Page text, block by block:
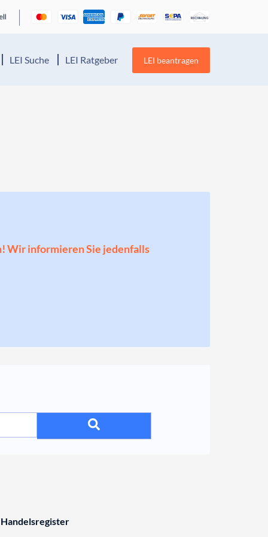
LEI Suche LEI Ratgeber LEI beantragen
Wir informieren Sie jedenfalls